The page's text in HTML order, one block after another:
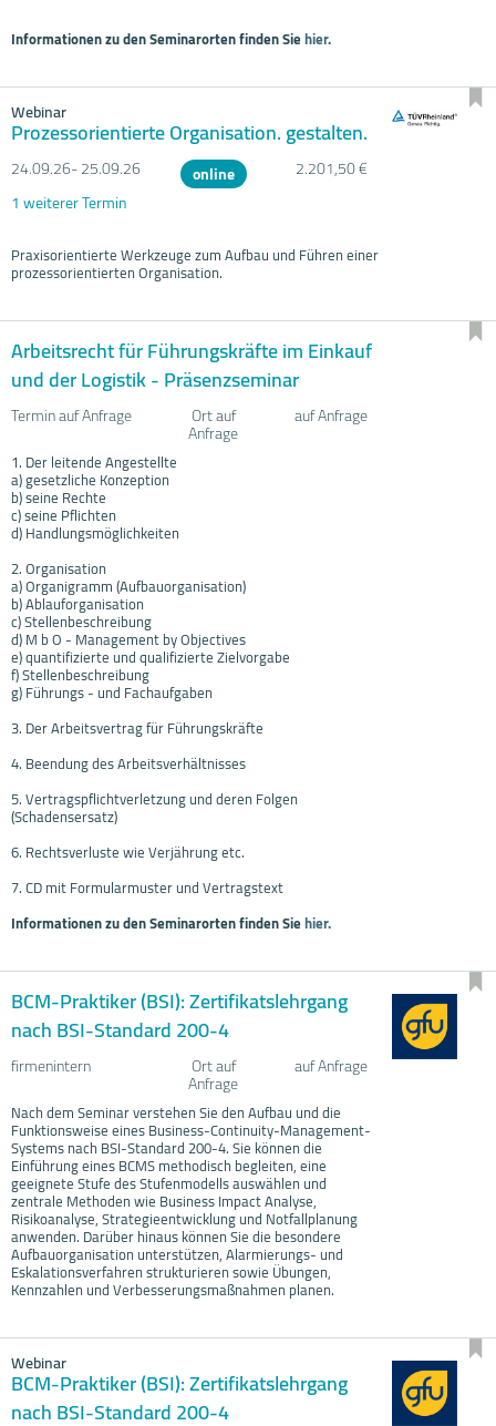
Informationen zu den Seminarorten finden Siehier.
Webinar
Prozessorientierte Organisation. gestalten.
24.09.26- 25.09.26 online
2.201,50 €
1 weiterer Termin
Praxisorientierte Werkzeuge zum Aufbau und Führen einer
prozessorientierten Organisation.
Arbeitsrecht für Führungskräfte im Einkauf
und der Logistik - Präsenzseminar
Termin auf Anfrage Ort auf
Anfrage
auf Anfrage
1. Der leitende Angestellte
a) gesetzliche Konzeption
b) seine Rechte
c) seine Pflichten
d) Handlungsmöglichkeiten
2. Organisation
a) Organigramm (Aufbauorganisation)
b) Ablauforganisation
c) Stellenbeschreibung
d) M b O - Management by Objectives
e) quantifizierte und qualifizierte Zielvorgabe
f) Stellenbeschreibung
g) Führungs - und Fachaufgaben
3. Der Arbeitsvertrag für Führungskräfte
4. Beendung des Arbeitsverhältnisses
5. Vertragspflichtverletzung und deren Folgen
(Schadensersatz)
6. Rechtsverluste wie Verjährung etc.
7. CD mit Formularmuster und Vertragstext
Informationen zu den Seminarorten finden Siehier.
BCM-Praktiker (BSI): Zertifikatslehrgang
nach BSI-Standard 200-4
firmenintern Ort auf
Anfrage
auf Anfrage
Nach dem Seminar verstehen Sie den Aufbau und die
Funktionsweise eines Business-Continuity-Management-
Systems nach BSI-Standard 200-4. Sie können die
Einführung eines BCMS methodisch begleiten, eine
geeignete Stufe des Stufenmodells auswählen und
zentrale Methoden wie Business Impact Analyse,
Risikoanalyse, Strategieentwicklung und Notfallplanung
anwenden. Darüber hinaus können Sie die besondere
Aufbauorganisation unterstützen, Alarmierungs- und
Eskalationsverfahren strukturieren sowie Übungen,
Kennzahlen und Verbesserungsmaßnahmen planen.
Webinar
BCM-Praktiker (BSI): Zertifikatslehrgang
nach BSI-Standard 200-4